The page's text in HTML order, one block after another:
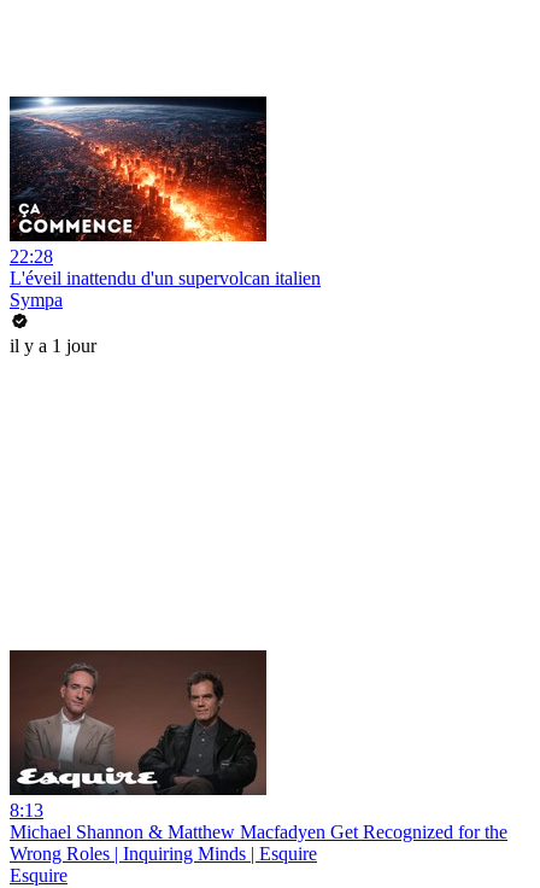
22:28
L'éveil inattendu d'un supervolcan italien
Sympa
il y a 1 jour
8:13
Michael Shannon & Matthew Macfadyen Get Recognized for the
Wrong Roles | Inquiring Minds | Esquire
Esquire